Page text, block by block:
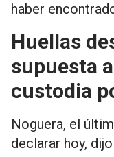
haber
Huellas
supuesta
custodia
Noguera, el
declarar hoy,